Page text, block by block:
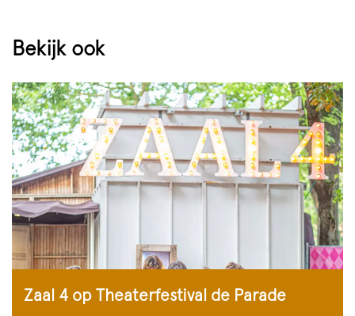
Bekijk ook
Zaal 4 op Theaterfestival de Parade